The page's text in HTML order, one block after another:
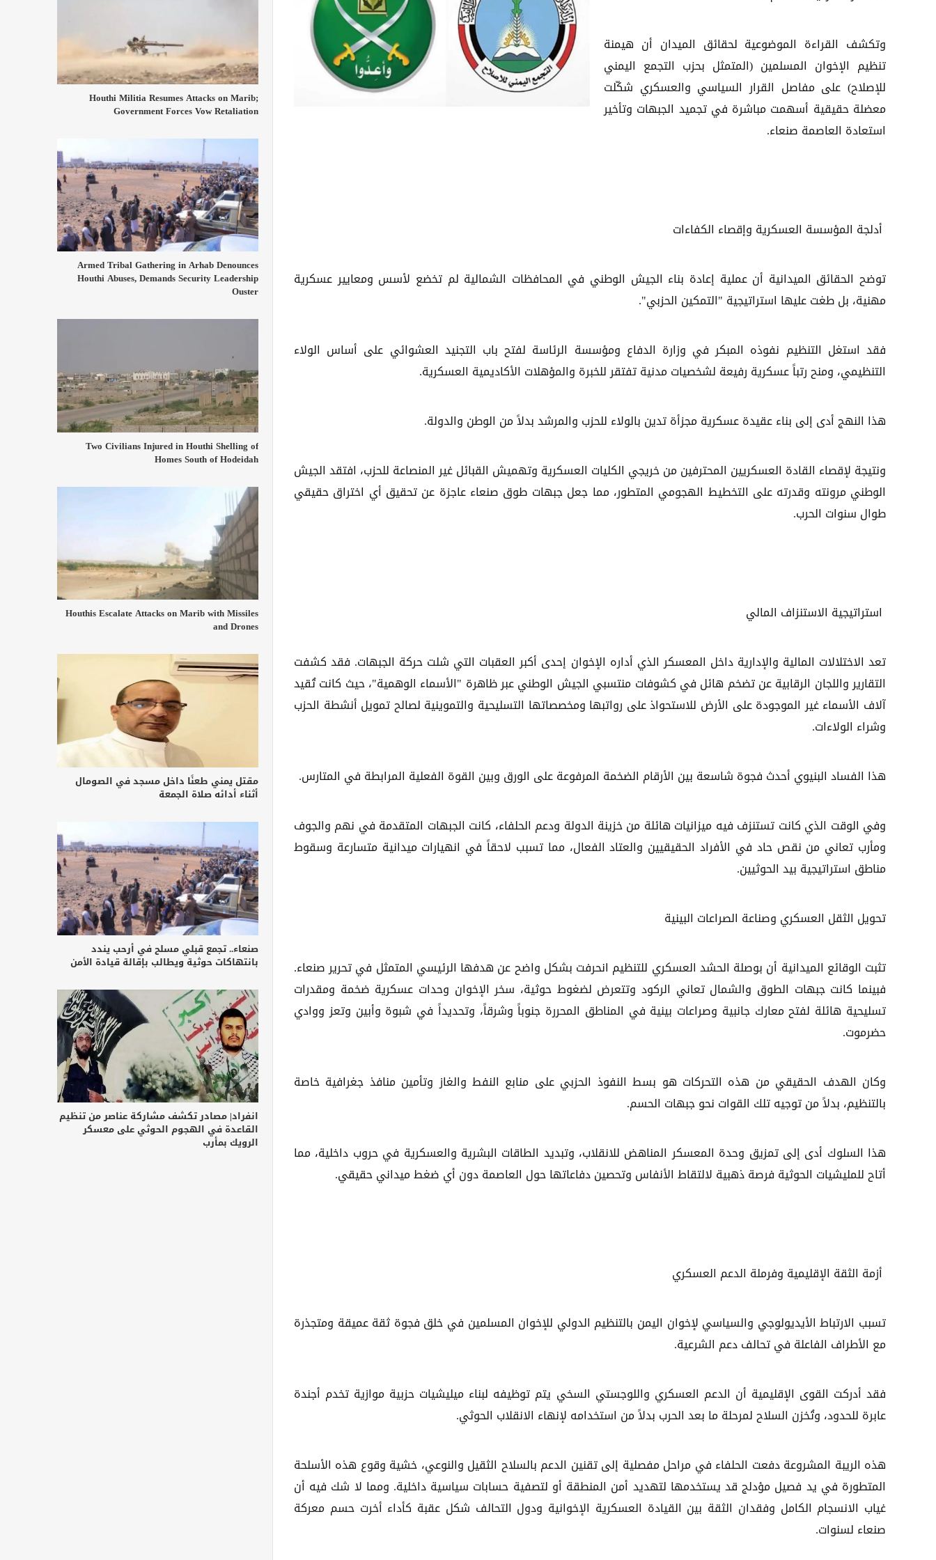
وتكشف القراءة الموضوعية لحقائق الميدان أن هيمنة
تنظيم الإخوان المسلمين (المتمثل بحزب التجمع اليمني
للإصلاح) على مفاصل القرار السياسي والعسكري شكّلت
معضلة حقيقية أسهمت مباشرة في تجميد الجبهات وتأخير
استعادة العاصمة صنعاء.
أدلجة المؤسسة العسكرية وإقصاء الكفاءات
توضح الحقائق الميدانية أن عملية إعادة بناء الجيش الوطني في المحافظات الشمالية لم تخضع لأسس ومعايير عسكرية
مهنية، بل طغت عليها استراتيجية "التمكين الحزبي".
فقد استغل التنظيم نفوذه المبكر في وزارة الدفاع ومؤسسة الرئاسة لفتح باب التجنيد العشوائي على أساس الولاء
التنظيمي، ومنح رتباً عسكرية رفيعة لشخصيات مدنية تفتقر للخبرة والمؤهلات الأكاديمية العسكرية.
هذا النهج أدى إلى بناء عقيدة عسكرية مجزأة تدين بالولاء للحزب والمرشد بدلاً من الوطن والدولة.
ونتيجة لإقصاء القادة العسكريين المحترفين من خريجي الكليات العسكرية وتهميش القبائل غير المنصاعة للحزب، افتقد الجيش
الوطني مرونته وقدرته على التخطيط الهجومي المتطور، مما جعل جبهات طوق صنعاء عاجزة عن تحقيق أي اختراق حقيقي
طوال سنوات الحرب.
استراتيجية الاستنزاف المالي
تعد الاختلالات المالية والإدارية داخل المعسكر الذي أداره الإخوان إحدى أكبر العقبات التي شلت حركة الجبهات. فقد كشفت
التقارير واللجان الرقابية عن تضخم هائل في كشوفات منتسبي الجيش الوطني عبر ظاهرة "الأسماء الوهمية"، حيث كانت تُقيد
آلاف الأسماء غير الموجودة على الأرض للاستحواذ على رواتبها ومخصصاتها التسليحية والتموينية لصالح تمويل أنشطة الحزب
وشراء الولاءات.
هذا الفساد البنيوي أحدث فجوة شاسعة بين الأرقام الضخمة المرفوعة على الورق وبين القوة الفعلية المرابطة في المتارس.
وفي الوقت الذي كانت تستنزف فيه ميزانيات هائلة من خزينة الدولة ودعم الحلفاء، كانت الجبهات المتقدمة في نهم والجوف
ومأرب تعاني من نقص حاد في الأفراد الحقيقيين والعتاد الفعال، مما تسبب لاحقاً في انهيارات ميدانية متسارعة وسقوط
مناطق استراتيجية بيد الحوثيين.
تحويل الثقل العسكري وصناعة الصراعات البينية
تثبت الوقائع الميدانية أن بوصلة الحشد العسكري للتنظيم انحرفت بشكل واضح عن هدفها الرئيسي المتمثل في تحرير صنعاء.
فبينما كانت جبهات الطوق والشمال تعاني الركود وتتعرض لضغوط حوثية، سخر الإخوان وحدات عسكرية ضخمة ومقدرات
تسليحية هائلة لفتح معارك جانبية وصراعات بينية في المناطق المحررة جنوباً وشرقاً، وتحديداً في شبوة وأبين وتعز ووادي
حضرموت.
وكان الهدف الحقيقي من هذه التحركات هو بسط النفوذ الحزبي على منابع النفط والغاز وتأمين منافذ جغرافية خاصة
بالتنظيم، بدلاً من توجيه تلك القوات نحو جبهات الحسم.
هذا السلوك أدى إلى تمزيق وحدة المعسكر المناهض للانقلاب، وتبديد الطاقات البشرية والعسكرية في حروب داخلية، مما
أتاح للمليشيات الحوثية فرصة ذهبية لالتقاط الأنفاس وتحصين دفاعاتها حول العاصمة دون أي ضغط ميداني حقيقي.
أزمة الثقة الإقليمية وفرملة الدعم العسكري
تسبب الارتباط الأيديولوجي والسياسي لإخوان اليمن بالتنظيم الدولي للإخوان المسلمين في خلق فجوة ثقة عميقة ومتجذرة
مع الأطراف الفاعلة في تحالف دعم الشرعية.
فقد أدركت القوى الإقليمية أن الدعم العسكري واللوجستي السخي يتم توظيفه لبناء ميليشيات حزبية موازية تخدم أجندة
عابرة للحدود، وتُخزن السلاح لمرحلة ما بعد الحرب بدلاً من استخدامه لإنهاء الانقلاب الحوثي.
هذه الريبة المشروعة دفعت الحلفاء في مراحل مفصلية إلى تقنين الدعم بالسلاح الثقيل والنوعي، خشية وقوع هذه الأسلحة
المتطورة في يد فصيل مؤدلج قد يستخدمها لتهديد أمن المنطقة أو لتصفية حسابات سياسية داخلية. ومما لا شك فيه أن
غياب الانسجام الكامل وفقدان الثقة بين القيادة العسكرية الإخوانية ودول التحالف شكل عقبة كأداء أخرت حسم معركة
صنعاء لسنوات.
Houthi Militia Resumes Attacks on Marib;
Government Forces Vow Retaliation
Armed Tribal Gathering in Arhab Denounces
Houthi Abuses, Demands Security Leadership
Ouster
Two Civilians Injured in Houthi Shelling of
Homes South of Hodeidah
Houthis Escalate Attacks on Marib with Missiles
and Drones
مقتل يمني طعنًا داخل مسجد في الصومال
أثناء أدائه صلاة الجمعة
صنعاء.. تجمع قبلي مسلح في أرحب يندد
بانتهاكات حوثية ويطالب بإقالة قيادة الأمن
انفراد| مصادر تكشف مشاركة عناصر من تنظيم
القاعدة في الهجوم الحوثي على معسكر
الرويك بمأرب